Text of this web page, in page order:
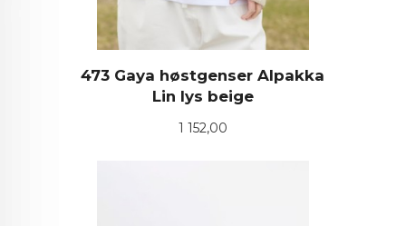
473 Gaya høstgenser Alpakka
Lin lys beige
Pris
1 152,00